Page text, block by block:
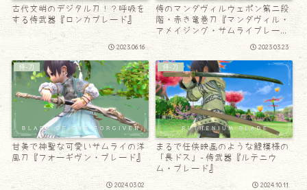
古代文明のデジタル刀！？呼吸を
する侍武器『ロンカブレード』
2023.06.16
侍のマンダヴィルウェポン第二段
階・赤き竜巻刀『マンダヴィル・
アメイジング・サムライブレー
ド』
2023.03.23
侍-刀
甘美で神聖な可愛いサムライの洋
風刀『フォーギヴン・ブレード』
2024.03.02
侍-刀
まるで任侠映画のような鯉模様の
「長ドス」- 侍武器『ルテニウ
ム・ブレード』
2024.10.11